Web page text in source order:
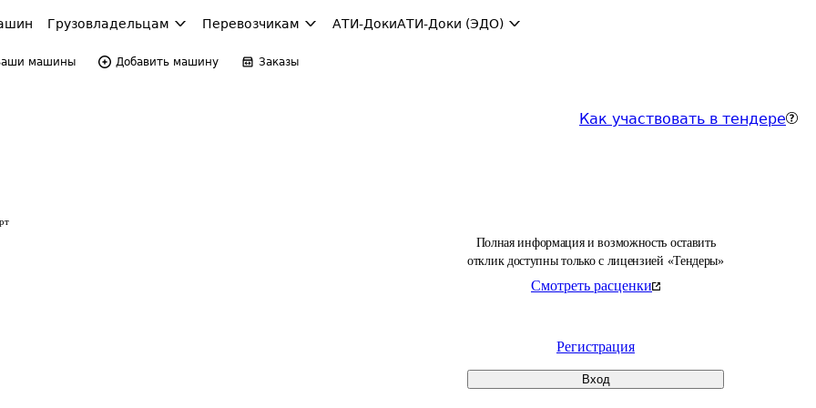
Грузовладельцам Перевозчикам АТИ-ДокиАТИ-Доки (ЭДО)
машины Добавить машину Заказы
Как участвовать в тендере
Полная информация и возможность оставить
отклик доступны только с лицензией «Тендеры»
Смотреть расценки
Регистрация
Вход